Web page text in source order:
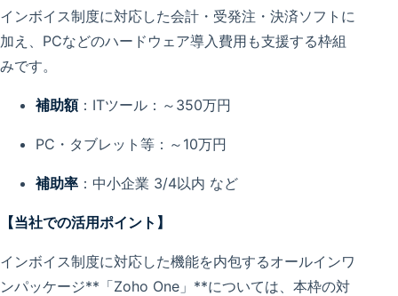
インボイス制度に対応した会計・受発注・決済ソフトに
加え、PCなどのハードウェア導入費用も支援する枠組
みです。
補助額：ITツール：～350万円
PC・タブレット等：～10万円
補助率 ：中小企業 3/4以内 など
【当社での活用ポイント】
インボイス制度に対応した機能を内包するオールインワ
ンパッケージ**「Zoho One」**については、本枠の対